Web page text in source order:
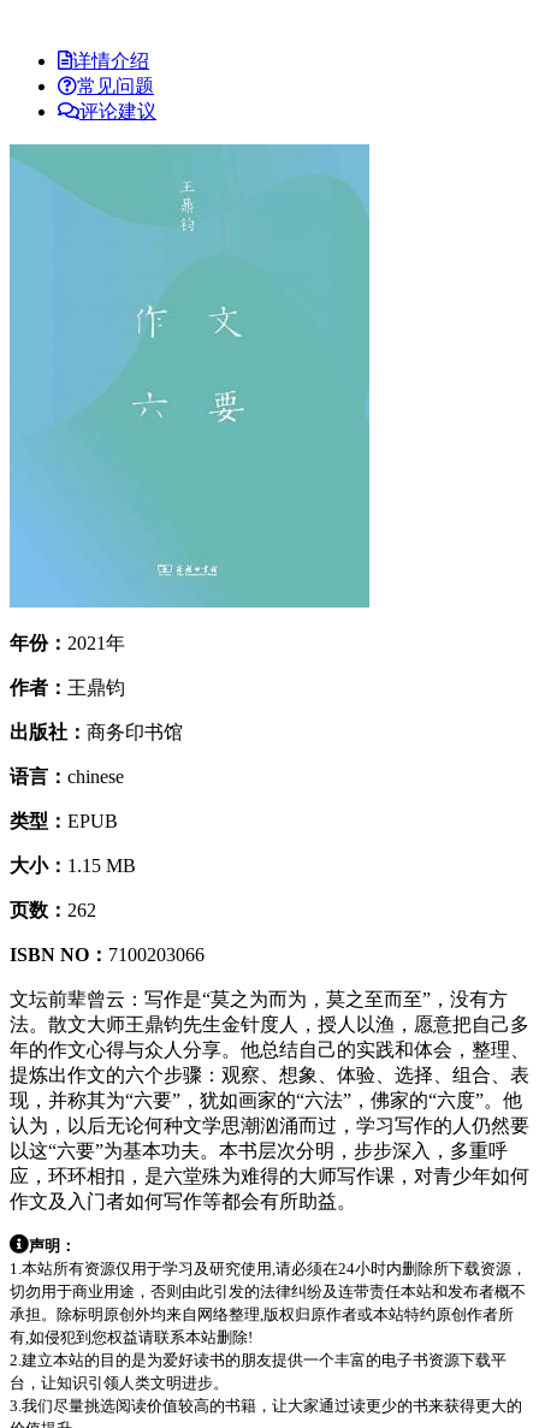
详情介绍
常见问题
评论建议
年份： 2021年
作者： 王鼎钧
出版社： 商务印书馆
语言： chinese
类型： EPUB
大小： 1.15 MB
页数： 262
ISBN NO： 7100203066
文坛前辈曾云：写作是“莫之为而为，莫之至而至”，没有方
法。散文大师王鼎钧先生金针度人，授人以渔，愿意把自己多
年的作文心得与众人分享。他总结自己的实践和体会，整理、
提炼出作文的六个步骤：观察、想象、体验、选择、组合、表
现，并称其为“六要”，犹如画家的“六法”，佛家的“六度”。他
认为，以后无论何种文学思潮汹涌而过，学习写作的人仍然要
以这“六要”为基本功夫。本书层次分明，步步深入，多重呼
应，环环相扣，是六堂殊为难得的大师写作课，对青少年如何
作文及入门者如何写作等都会有所助益。
声明：
1.本站所有资源仅用于学习及研究使用,请必须在24小时内删除所下载资源，
切勿用于商业用途，否则由此引发的法律纠纷及连带责任本站和发布者概不
承担。除标明原创外均来自网络整理,版权归原作者或本站特约原创作者所
有,如侵犯到您权益请联系本站删除!
2.建立本站的目的是为爱好读书的朋友提供一个丰富的电子书资源下载平
台，让知识引领人类文明进步。
3.我们尽量挑选阅读价值较高的书籍，让大家通过读更少的书来获得更大的